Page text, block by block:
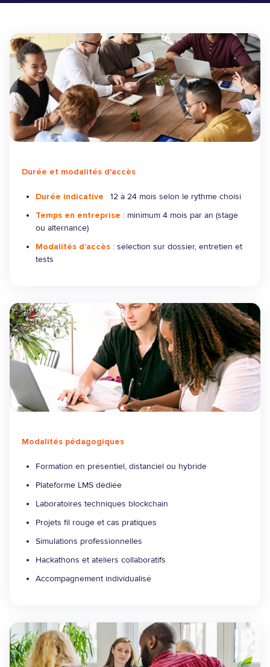
Durée et modalités d'accès
Durée indicative : 12 à 24 mois selon le rythme choisi
Temps en entreprise : minimum 4 mois par an (stage
ou alternance)
Modalités d’accès : sélection sur dossier, entretien et
tests
Modalités pédagogiques
Formation en présentiel, distanciel ou hybride
Plateforme LMS dédiée
Laboratoires techniques blockchain
Projets fil rouge et cas pratiques
Simulations professionnelles
Hackathons et ateliers collaboratifs
Accompagnement individualisé